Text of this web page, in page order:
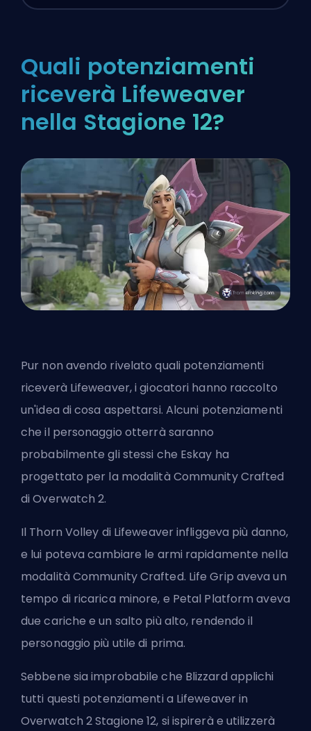
Quali potenziamenti
riceverà Lifeweaver
nella Stagione 12?
Pur non avendo rivelato quali potenziamenti
riceverà Lifeweaver, i giocatori hanno raccolto
un'idea di cosa aspettarsi. Alcuni potenziamenti
che il personaggio otterrà saranno
probabilmente gli stessi che Eskay ha
progettato per la modalità Community Crafted
di Overwatch 2.
Il Thorn Volley di Lifeweaver infliggeva più danno,
e lui poteva cambiare le armi rapidamente nella
modalità Community Crafted. Life Grip aveva un
tempo di ricarica minore, e Petal Platform aveva
due cariche e un salto più alto, rendendo il
personaggio più utile di prima.
Sebbene sia improbabile che Blizzard applichi
tutti questi potenziamenti a Lifeweaver in
Overwatch 2 Stagione 12, si ispirerà e utilizzerà